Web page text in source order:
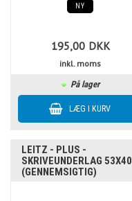
NY
195,00 DKK
inkl. moms
På lager
LEITZ - PLUS -
SKRIVEUNDERLAG 53X40
(GENNEMSIGTIG)